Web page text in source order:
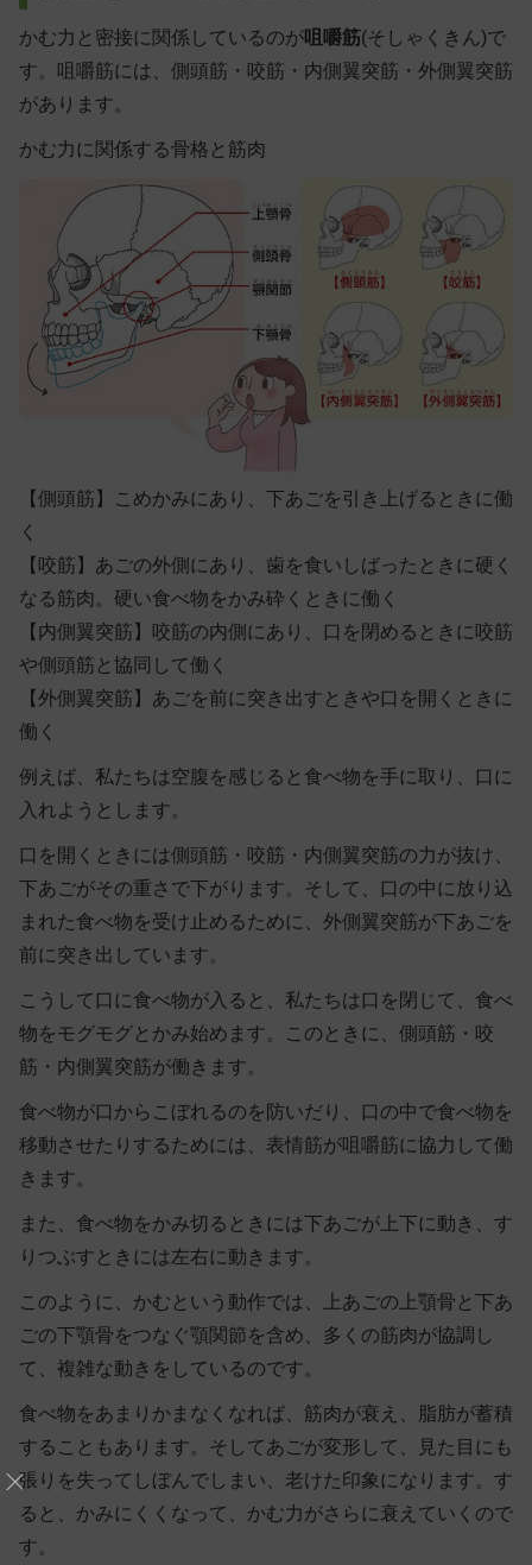
かむ力と密接に関係しているのが咀嚼筋(そしゃくきん)で
す。咀嚼筋には、側頭筋・咬筋・内側翼突筋・外側翼突筋
があります。
かむ力に関係する骨格と筋肉
【側頭筋】
こめかみにあり、下あごを引き上げるときに働
く
【咬筋】 あごの外側にあり、歯を食いしばったときに硬く
なる筋肉。硬い食べ物をかみ砕くときに働く
【内側翼突筋】
咬筋の内側にあり、口を閉めるときに咬筋
や側頭筋と協同して働く
【外側翼突筋】 あごを前に突き出すときや口を開くときに
働く
例えば、私たちは空腹を感じると食べ物を手に取り、口に
入れようとします。
口を開くときには側頭筋・咬筋・内側翼突筋の力が抜け、
下あごがその重さで下がります。そして、口の中に放り込
まれた食べ物を受け止めるために、外側翼突筋が下あごを
前に突き出しています。
こうして口に食べ物が入ると、私たちは口を閉じて、食べ
物をモグモグとかみ始めます。このときに、側頭筋・咬
筋・内側翼突筋が働きます。
食べ物が口からこぼれるのを防いだり、口の中で食べ物を
移動させたりするためには、表情筋が咀嚼筋に協力して働
きます。
また、食べ物をかみ切るときには下あごが上下に動き、す
りつぶすときには左右に動きます。
このように、かむという動作では、上あごの上顎骨と下あ
ごの下顎骨をつなぐ顎関節を含め、多くの筋肉が協調し
て、複雑な動きをしているのです。
食べ物をあまりかまなくなれば、筋肉が衰え、脂肪が蓄積
することもあります。そしてあごが変形して、見た目にも
張りを失ってしぼんでしまい、老けた印象になります。す
ると、かみにくくなって、かむ力がさらに衰えていくので
す。